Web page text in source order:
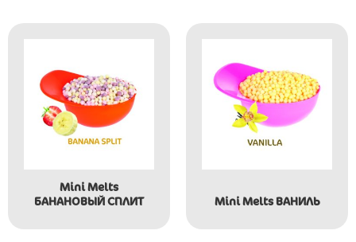
Mini Melts
БАНАНОВЫЙ СПЛИТ
Mini Melts ВАНИЛЬ